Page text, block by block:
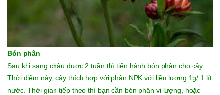
Bón phân
Sau khi sang chậu được 2 tuần thì tiến hành bón phân cho cây.
Thời điểm này, cây thích hợp với phân NPK với liều lượng 1g/ 1 lít
nước. Thời gian tiếp theo thì bạn cần bón phân vi lượng, hoặc